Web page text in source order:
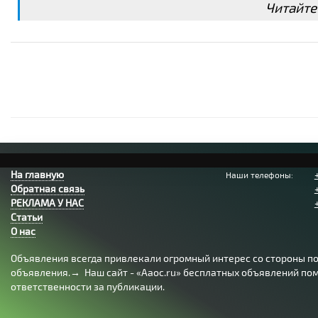
— Экстракт корня солодки
— Экстракт зеленого чая
— Олигопептид-1
— Карнозин
— Метилпарабен
— Гиалуронат натрия
— Гидроксиацетофенон
На главную
Обратная связь
РЕКЛАМА У НАС
Статьи
О нас
Наши телефоны:
Объявления всегда привлекали огромный интерес со стороны
объявления.→ Наш сайт - «Aaoc.ru» бесплатных объявлений
ответственности за публикации.